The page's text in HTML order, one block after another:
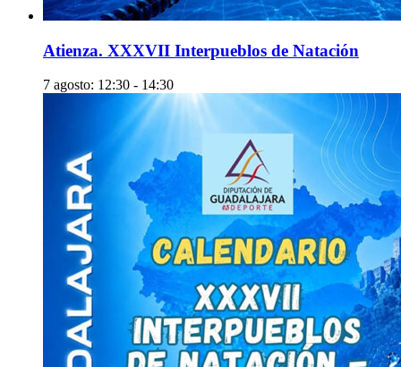
Atienza. XXXVII Interpueblos de Natación
7 agosto: 12:30 - 14:30